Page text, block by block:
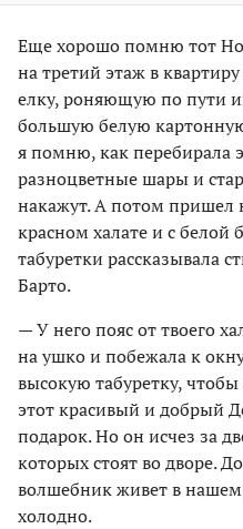
Еще хорошо помню тот
на третий этаж в
елку, роняющую по пути
большую белую
я помню, как перебирала
разноцветные шары и
накажут. А потом пришел
красном халате и с белой
табуретки рассказывала
Барто.
— У него пояс от твоего
на ушко и побежала к
высокую табуретку,
этот красивый и добрый
подарок. Но он исчез за
которых стоят во дворе.
волшебник живет в
холодно.